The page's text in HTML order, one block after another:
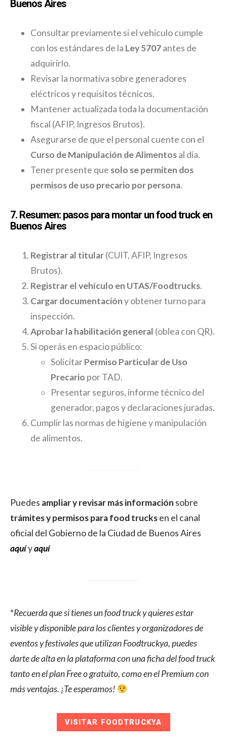
Buenos Aires
Consultar previamente si el vehículo cumple
con los estándares de la Ley 5707antes de
adquirirlo.
Revisar la normativa sobre generadores
eléctricos y requisitos técnicos.
Mantener actualizada toda la documentación
fiscal (AFIP, Ingresos Brutos).
Asegurarse de que el personal cuente con el
Curso de Manipulación de Alimentosal día.
Tener presente que solo se permiten dos
permisos de uso precario por persona.
7. Resumen: pasos para montar un food truck en
Buenos Aires
Registrar al titular(CUIT, AFIP, Ingresos
Brutos).
Registrar el vehículo en UTAS/Foodtrucks.
Cargar documentacióny obtener turno para
inspección.
Aprobar la habilitación general (oblea con QR).
Si operás en espacio público:
SolicitarPermiso Particular de Uso
Precario por TAD.
Presentar seguros, informe técnico del
generador, pagos y declaraciones juradas.
Cumplir las normas de higiene y manipulación
de alimentos.
Puedes ampliar y revisar más información sobre
trámites y permisos para food trucksen el canal
oficial del Gobierno de la Ciudad de Buenos Aires
aquíyaquí
*Recuerda que si tienes un food truck y quieres estar
visible y disponible para los clientes y organizadores de
eventos y festivales que utilizan Foodtruckya, puedes
darte de alta en la plataforma con una ficha del food truck
tanto en el plan Free o gratuito, como en el Premium con
más ventajas. ¡Te esperamos!
VISITAR FOODTRUCKYA